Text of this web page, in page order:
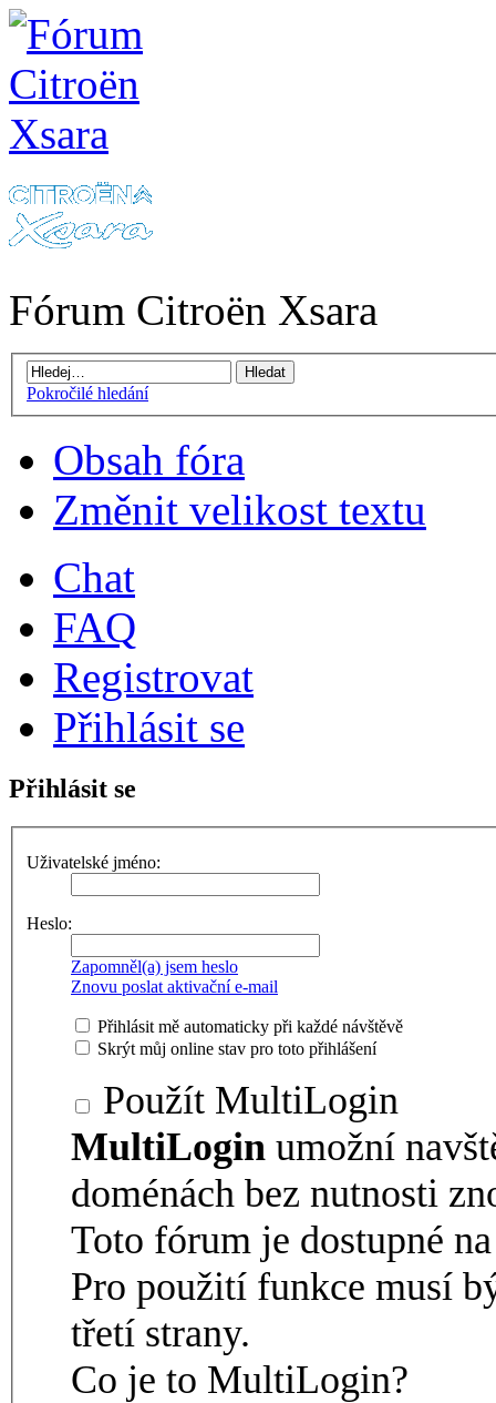
Fórum Citroën Xsara
Pokročilé hledání
Obsah fóra
Změnit velikost textu
Chat
FAQ
Registrovat
Přihlásit se
Přihlásit se
Uživatelské jméno:
Heslo:
Zapomněl(a) jsem heslo
Znovu poslat aktivační e-mail
Přihlásit mě automaticky při každé návštěvě
Skrýt můj online stav pro toto přihlášení
Použít MultiLogin
MultiLogin umožní
doménách bez nutnosti
Toto fórum je dostupné
Pro použití funkce musí
třetí strany.
Co je to MultiLogin?